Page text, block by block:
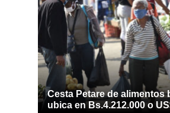
Cesta Petare de alimentos
ubica en Bs.4.212.000 o